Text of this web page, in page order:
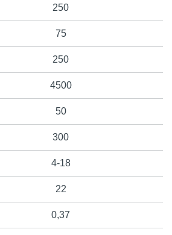
250
75
250
4500
50
300
4-18
22
0,37